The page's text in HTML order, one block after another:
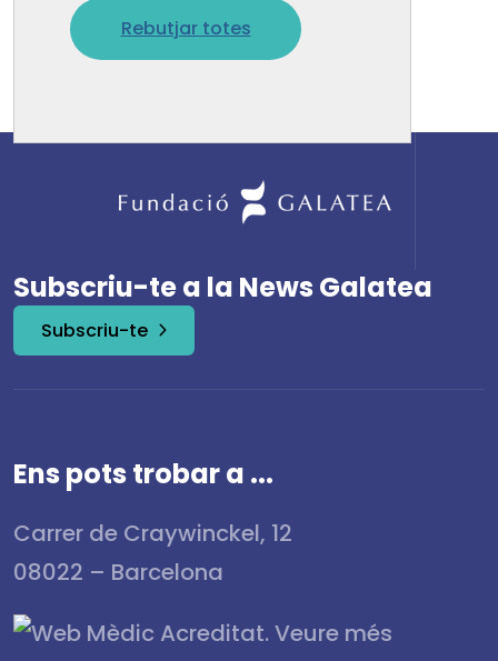
Rebutjar totes
Torna a la pàgina d'inici
Subscriu-te a la News Galatea
Subscriu-te
Ens pots trobar a ...
Carrer de Craywinckel, 12
08022 – Barcelona